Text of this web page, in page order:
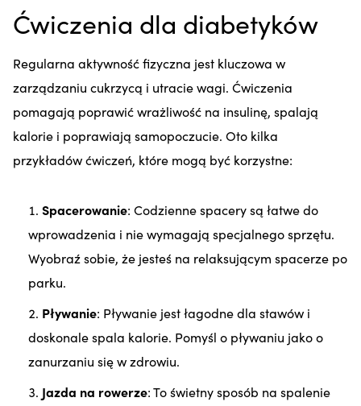
Ćwiczenia dla diabetyków
Regularna aktywność fizyczna jest kluczowa w
zarządzaniu cukrzycą i utracie wagi. Ćwiczenia
pomagają poprawić wrażliwość na insulinę, spalają
kalorie i poprawiają samopoczucie. Oto kilka
przykładów ćwiczeń, które mogą być korzystne:
Spacerowanie: Codzienne spacery są łatwe do
wprowadzenia i nie wymagają specjalnego sprzętu.
Wyobraź sobie, że jesteś na relaksującym spacerze po
parku.
Pływanie: Pływanie jest łagodne dla stawów i
doskonale spala kalorie. Pomyśl o pływaniu jako o
zanurzaniu się w zdrowiu.
Jazda na rowerze: To świetny sposób na spalenie